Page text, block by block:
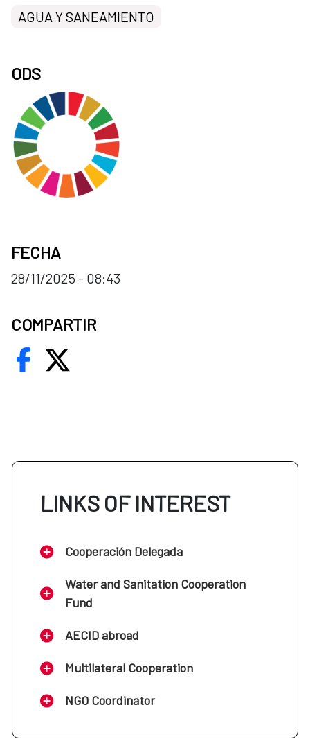
AGUA Y SANEAMIENTO
ODS
FECHA
28/11/2025 - 08:43
COMPARTIR
LINKS OF INTEREST
Cooperación Delegada
Water and Sanitation Cooperation
Fund
AECID abroad
Multilateral Cooperation
NGO Coordinator